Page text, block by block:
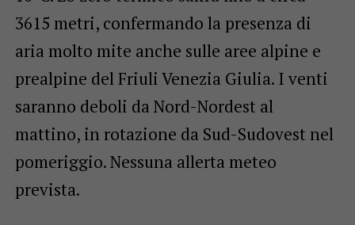
3615 metri, confermando la presenza di
aria molto mite anche sulle aree alpine e
prealpine del Friuli Venezia Giulia. I venti
saranno deboli da Nord-Nordest al
mattino, in rotazione da Sud-Sudovest nel
pomeriggio. Nessuna allerta meteo
prevista.